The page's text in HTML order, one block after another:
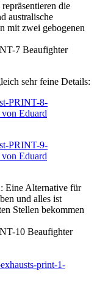
die
australische
mit zwei gebogenen
sehr feine Details:
Eine Alternative für
und alles ist
Stellen bekommen
print-1-